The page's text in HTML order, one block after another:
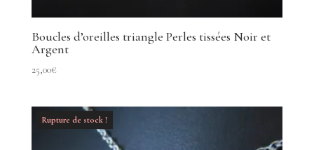
Boucles d’oreilles triangle Perles tissées Noir et
Argent
25,00€
Rupture de stock !